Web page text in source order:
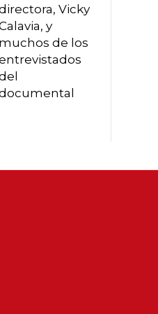
Vicky
y
muchos de los